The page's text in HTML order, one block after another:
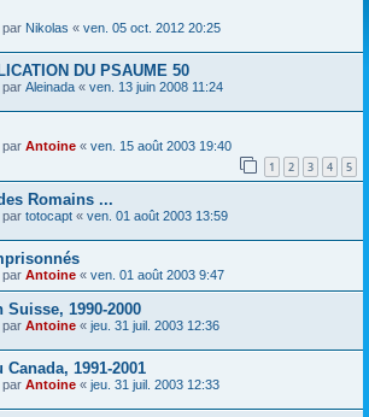
par Nikolas « ven. 05 oct. 2012 20:25
DU PSAUME 50
par Aleinada « ven. 13 juin 2008 11:24
par Antoine « ven. 15 août 2003 19:40
1 2 3 4 5
Romains ...
par totocapt « ven. 01 août 2003 13:59
par Antoine « ven. 01 août 2003 9:47
1990-2000
par Antoine « jeu. 31 juil. 2003 12:36
1991-2001
par Antoine « jeu. 31 juil. 2003 12:33